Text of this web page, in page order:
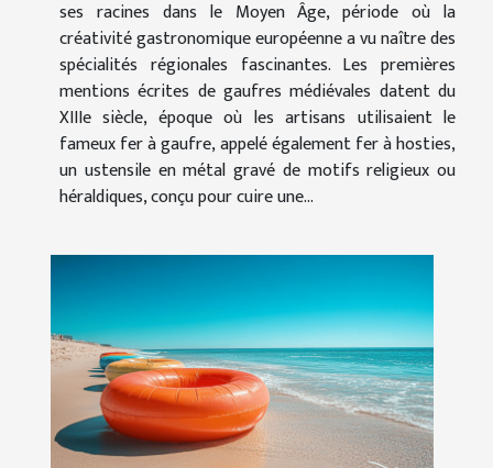
ses racines dans le Moyen Âge, période où la
créativité gastronomique européenne a vu naître des
spécialités régionales fascinantes. Les premières
mentions écrites de gaufres médiévales datent du
XIIIe siècle, époque où les artisans utilisaient le
fameux fer à gaufre, appelé également fer à hosties,
un ustensile en métal gravé de motifs religieux ou
héraldiques, conçu pour cuire une...